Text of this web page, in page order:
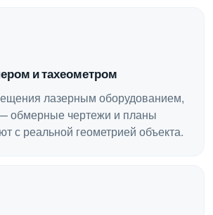
и тахеометром
лазерным оборудованием,
обмерные чертежи и планы
с реальной геометрией объекта.